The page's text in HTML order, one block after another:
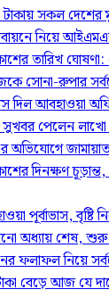
সকল দেশের
নিয়ে
তারিখ
সোনা-রুপার
দিল আবহাওয়া
সুখবর পেলেন
অভিযোগে
দিনক্ষণ
পূর্বাভাস, বৃষ্টি
অধ্যায় শেষ,
ফলাফল নিয়ে
বেড়ে আজ যে